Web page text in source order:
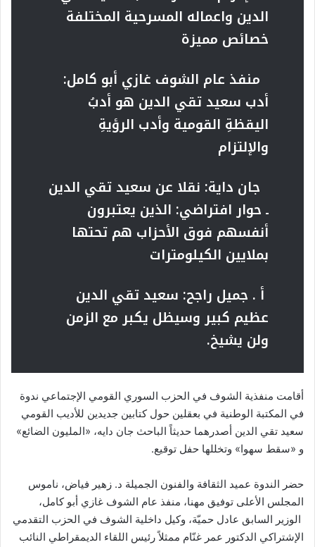
الدين واعماله المسرحية المختلفة
خصائص مميزة
منفذ عام الشوف غازي أبو كامل:
أدب سعيد تقي الدين هو أدبُ
اليقظةِ القومية وأدب الرؤيةِ
والإلتزام
جان داية: نقلا عن سعيد تقي الدين
ـ حوار افتراضي: الذين يعتبرون
أنفسهم فوق الأحزاب هم تحتها
بملايين الكيلومترات
أ . جميل راجح: سعيد تقي الدين
عظيم كبير وسيظل يكبر مع الزمن
ولن يشيخ.
أقامت منفذية الشوف في الحزب السوري القومي الإجتماعي ندوة
في المكتبة الوطنية في بعقلين حول كتابين جديدين للأديب القومي
سعيد تقي الدين أصدرهما حديثاً الباحث جان دايه، «المليون الضائع»
و «سقط سهوا» وتخللها حفل توقيع.
حضر الندوة عميد الثقافة والفنون الجميلة د. زهير فياض، ناموس
المجلس الأعلى توفيق مهنا، منفذ عام الشوف غازي أبو كامل،
الوزير السابق عادل حميّة، وكيل داخلية الشوف في الحزب التقدمي
الإشتراكي الدكتور عمر غنّام ممثلاً رئيس اللقاء الديمقراطي النائب